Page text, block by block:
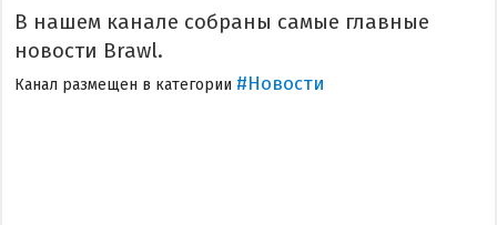
В нашем канале собраны самые главные
новости Brawl.
Канал размещен в категории #Новости